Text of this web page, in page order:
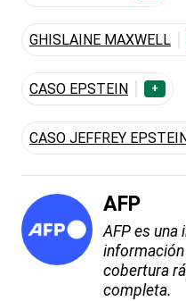
GHISLAINE MAXWELL
CASO EPSTEIN +
CASO JEFFREY
AFP
AFP es una
cobertura
completa.